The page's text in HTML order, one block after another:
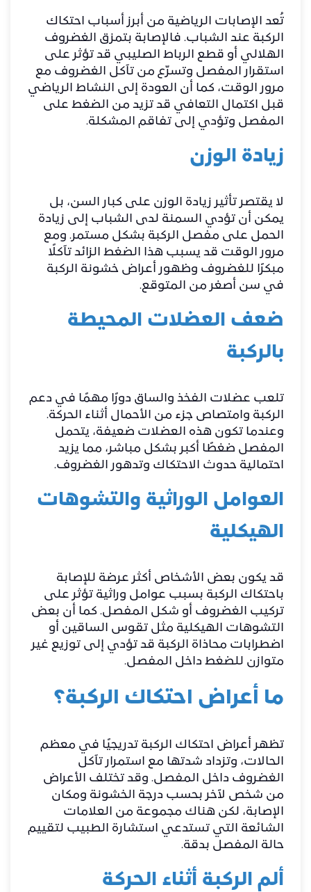
تُعد الإصابات الرياضية من أبرز أسباب احتكاك
الركبة عند الشباب. فالإصابة بتمزق الغضروف
الهلالي أو قطع الرباط الصليبي قد تؤثر على
استقرار المفصل وتسرّع من تآكل الغضروف مع
مرور الوقت، كما أن العودة إلى النشاط الرياضي
قبل اكتمال التعافي قد تزيد من الضغط على
المفصل وتؤدي إلى تفاقم المشكلة.
زيادة الوزن
لا يقتصر تأثير زيادة الوزن على كبار السن، بل
يمكن أن تؤدي السمنة لدى الشباب إلى زيادة
الحمل على مفصل الركبة بشكل مستمر. ومع
مرور الوقت قد يسبب هذا الضغط الزائد تآكلًا
مبكرًا للغضروف وظهور أعراض خشونة الركبة
في سن أصغر من المتوقع.
ضعف العضلات المحيطة
بالركبة
تلعب عضلات الفخذ والساق دورًا مهمًا في دعم
الركبة وامتصاص جزء من الأحمال أثناء الحركة.
وعندما تكون هذه العضلات ضعيفة، يتحمل
المفصل ضغطًا أكبر بشكل مباشر، مما يزيد
احتمالية حدوث الاحتكاك وتدهور الغضروف.
العوامل الوراثية والتشوهات
الهيكلية
قد يكون بعض الأشخاص أكثر عرضة للإصابة
باحتكاك الركبة بسبب عوامل وراثية تؤثر على
تركيب الغضروف أو شكل المفصل. كما أن بعض
التشوهات الهيكلية مثل تقوس الساقين أو
اضطرابات محاذاة الركبة قد تؤدي إلى توزيع غير
متوازن للضغط داخل المفصل.
ما أعراض احتكاك الركبة؟
تظهر أعراض احتكاك الركبة تدريجيًا في معظم
الحالات، وتزداد شدتها مع استمرار تآكل
الغضروف داخل المفصل. وقد تختلف الأعراض
من شخص لآخر بحسب درجة الخشونة ومكان
الإصابة، لكن هناك مجموعة من العلامات
الشائعة التي تستدعي استشارة الطبيب لتقييم
حالة المفصل بدقة.
ألم الركبة أثناء الحركة